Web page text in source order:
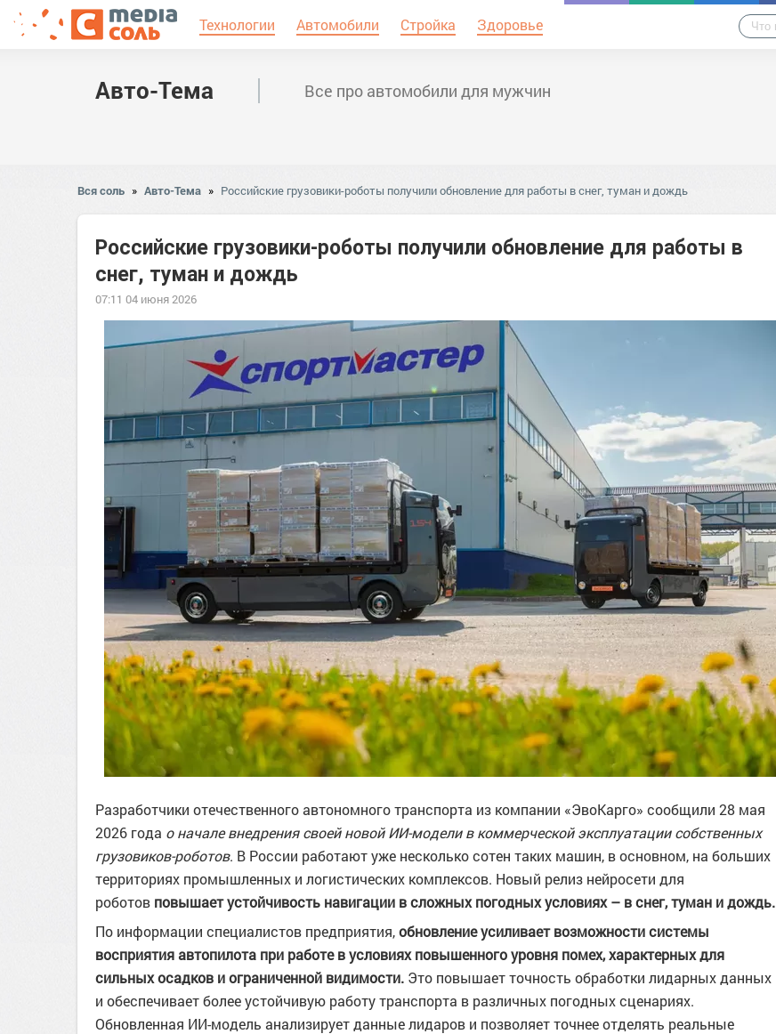
Технологии Автомобили Стройка Здоровье
Авто-Тема Все про автомобили для мужчин
Вся соль » Авто-Тема » Российские грузовики-роботы получили обновление для работы в снег, туман и дождь
Российские грузовики-роботы получили обновление для работы в
снег, туман и дождь
07:11 04 июня 2026
Разработчики отечественного автономного транспорта из компании «ЭвоКарго» сообщили 28 мая
2026 года о начале внедрения своей новой ИИ-модели в коммерческой эксплуатации собственных
грузовиков-роботов. В России работают уже несколько сотен таких машин, в основном, на больших
территориях промышленных и логистических комплексов. Новый релиз нейросети для
роботов повышает устойчивость навигации в сложных погодных условиях – в снег, туман и дождь.
По информации специалистов предприятия,обновление усиливает возможности системы
восприятия автопилота при работе в условиях повышенного уровня помех, характерных для
сильных осадков и ограниченной видимости. Это повышает точность обработки лидарных данных
и обеспечивает более устойчивую работу транспорта в различных погодных сценариях.
Обновленная ИИ-модель анализирует данные лидаров и позволяет точнее отделять реальные